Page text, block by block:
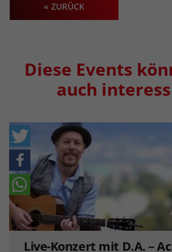
« ZURÜCK
Diese Events
auch
Live-Konzert mit D.A. –